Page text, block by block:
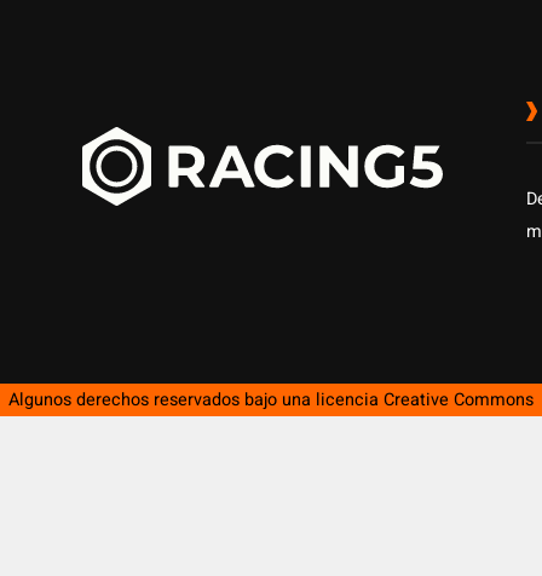
Algunos derechos reservados bajo una licencia Creative Commons